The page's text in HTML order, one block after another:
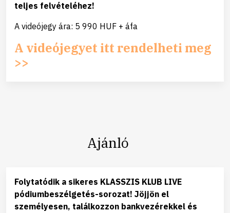
teljes felvételéhez!
A videójegy ára: 5 990 HUF + áfa
A videójegyet itt rendelheti meg
>>
Ajánló
Folytatódik a sikeres KLASSZIS KLUB LIVE
pódiumbeszélgetés-sorozat! Jöjjön el
személyesen, találkozzon bankvezérekkel és